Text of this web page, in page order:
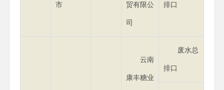
市 贸有限公
司
排口
云南
康丰糖业
废水总
排口